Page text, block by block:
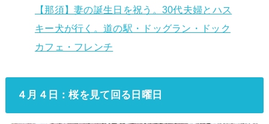
【那須】妻の誕生日を祝う。30代夫婦とハス
キー犬が行く。道の駅・ドッグラン・ドック
カフェ・フレンチ
４月４日：桜を見て回る日曜日